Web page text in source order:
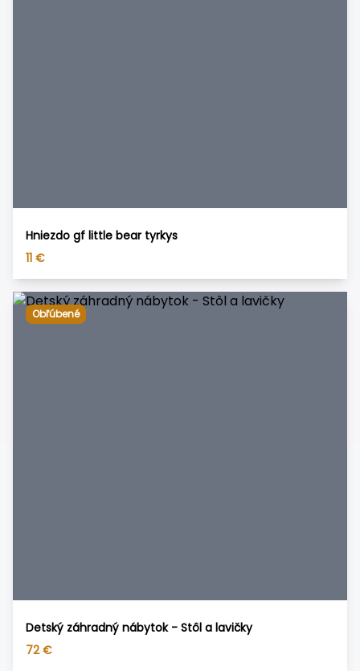
Hniezdo gf little bear tyrkys
11 €
Obľúbené
Detský záhradný nábytok - Stôl a lavičky
72 €